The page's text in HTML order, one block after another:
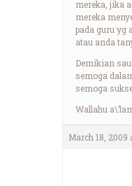
mereka, jika
mereka
pada guru yg
atau anda
Demikian
semoga
semoga
Wallahu
March 18, 2009